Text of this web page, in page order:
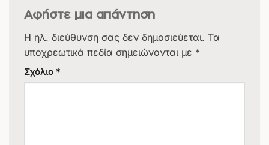
Αφήστε μια απάντηση
Η ηλ. διεύθυνση σας δεν δημοσιεύεται. Τα
υποχρεωτικά πεδία σημειώνονται με *
Σχόλιο *